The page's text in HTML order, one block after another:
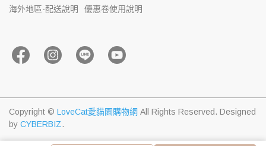
海外地區-配送說明
優惠卷使用說明
Copyright © LoveCat愛貓園購物網 All Rights Reserved. Designed
by CYBERBIZ.